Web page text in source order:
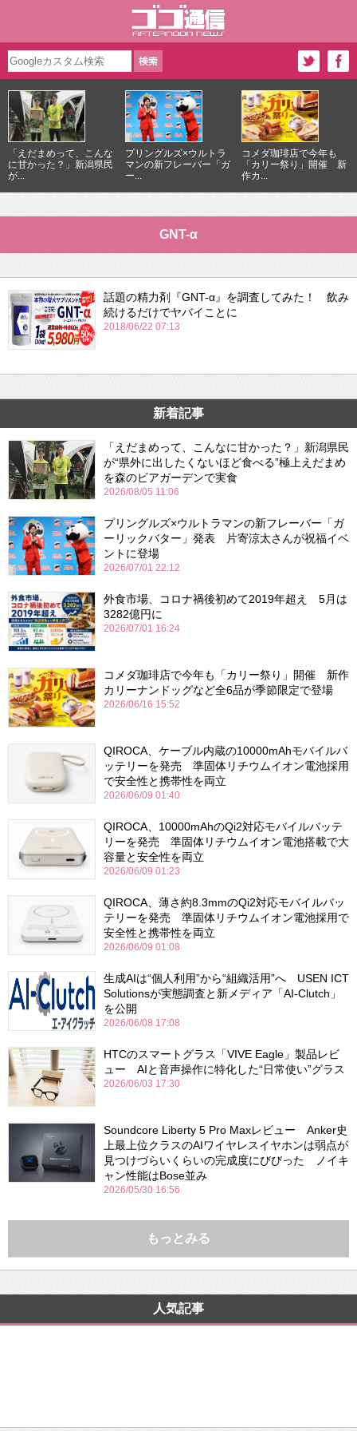
「えだまめって、こんな
に甘かった？」新潟県民
が...
プリングルズ×ウルトラ
マンの新フレーバー「ガ
ー...
コメダ珈琲店で今年も
「カリー祭り」開催 新
作カ...
GNT-α
話題の精力剤『GNT-α』を調査してみた！ 飲み
続けるだけでヤバイことに
2018/06/22 07:13
新着記事
「えだまめって、こんなに甘かった？」新潟県民
が“県外に出したくないほど食べる”極上えだまめ
を森のビアガーデンで実食
2026/08/05 11:06
プリングルズ×ウルトラマンの新フレーバー「ガ
ーリックバター」発表 片寄涼太さんが祝福イベ
ントに登場
2026/07/01 22:12
外食市場、コロナ禍後初めて2019年超え 5月は
3282億円に
2026/07/01 16:24
コメダ珈琲店で今年も「カリー祭り」開催 新作
カリーナンドッグなど全6品が季節限定で登場
2026/06/16 15:52
QIROCA、ケーブル内蔵の10000mAhモバイルバ
ッテリーを発売 準固体リチウムイオン電池採用
で安全性と携帯性を両立
2026/06/09 01:40
QIROCA、10000mAhのQi2対応モバイルバッテ
リーを発売 準固体リチウムイオン電池搭載で大
容量と安全性を両立
2026/06/09 01:23
QIROCA、薄さ約8.3mmのQi2対応モバイルバッ
テリーを発売 準固体リチウムイオン電池採用で
安全性と携帯性を両立
2026/06/09 01:08
生成AIは“個人利用”から“組織活用”へ USEN ICT
Solutionsが実態調査と新メディア「AI-Clutch」
を公開
2026/06/08 17:08
HTCのスマートグラス「VIVE Eagle」製品レビ
ュー AIと音声操作に特化した“日常使い”グラス
2026/06/03 17:30
Soundcore Liberty 5 Pro Maxレビュー Anker史
上最上位クラスのAIワイヤレスイヤホンは弱点が
見つけづらいくらいの完成度にびびった ノイキ
ャン性能はBose並み
2026/05/30 16:56
もっとみる
人気記事